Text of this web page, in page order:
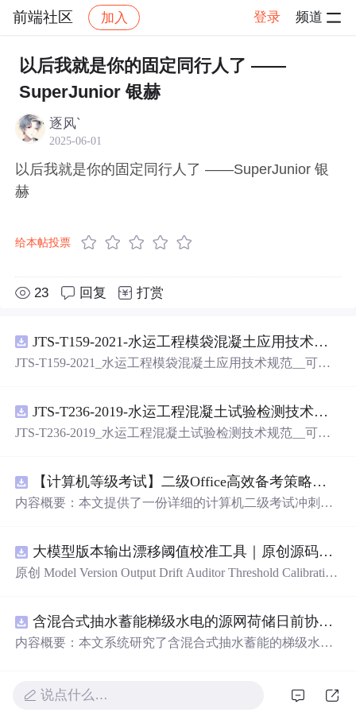
前端社区 加入 登录 频道
社区 前端社区 感慨 帖子详情
以后我就是你的固定同行人了 ——
SuperJunior 银赫
逐风`
2025-06-01
以后我就是你的固定同行人了 ——SuperJunior 银
赫
给本帖投票
23 回复 打赏
JTS-T159-2021-水运工程模袋混凝土应用技术规范-可搜索.pdf
JTS-T159-2021_水运工程模袋混凝土应用技术规范__可搜
JTS-T236-2019-水运工程混凝土试验检测技术规范-可搜索.pdf
JTS-T236-2019_水运工程混凝土试验检测技术规范__可搜
【计算机等级考试】二级Office高效备考策略：分阶段复习计划与考场时间分配优化方案
内容概要：本文提供了一份详细的计算机二级考试冲刺备
点和基本操作；强化刷题阶段主攻操作大题，尤其是Excel
函数难点；冲刺模拟阶段进行全真模拟训练，回归高频考
国计算机二级考试的考生，尤其适合基础一般、希望在短
期内高效提分的学员。; 使用场景及目标：①帮助考生系统
规划考前1个月的复习节奏，提升应试能力；②突破Excel
程，避免因操作失误导致失分。; 阅读建议：此资源以实战
为导向，建议结合【高频考点汇总】【易错题集】等配套
大模型版本输出漂移阈值校准工具｜原创源码+测试+离线报告
原创 Model Version Output Drift Auditor Threshold Calibration
样本校准评分区间、告警阈值和误报漏报边界；本地网
页、JSON/HTML/SVG报告、测试与示例。压缩包包含完
MIT License及原创授权声明。适合开发者进行工程预检、
质量审查和交付复核；Node.js 18+可直接运行，零第三方
含混合式抽水蓄能梯级水电的源网荷储日前协同调度优化研究（Matlab代码实现）
内容概要：本文系统研究了含混合式抽水蓄能的梯级水电
接入背景下，如何通过优化调度提升电力系统的灵活性与
说点什么…